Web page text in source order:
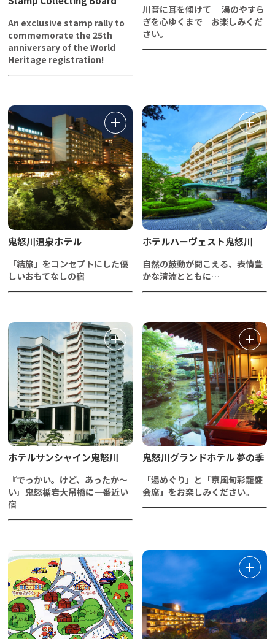
An exclusive stamp rally to
commemorate the 25th
anniversary of the World
Heritage registration!
川音に耳を傾けて 湯のやすら
ぎを心ゆくまで お楽しみくだ
さい。
鬼怒川温泉ホテル
「結旅」をコンセプトにした優
しいおもてなしの宿
ホテルハーヴェスト鬼怒川
自然の鼓動が聞こえる、表情豊
かな清流とともに…
ホテルサンシャイン鬼怒川
『でっかい。けど、あったか～
い』鬼怒楯岩大吊橋に一番近い
宿
鬼怒川グランドホテル 夢の季
「湯めぐり」と「京風旬彩籠盛
会席」をお楽しみください。